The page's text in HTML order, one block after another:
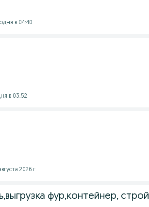
в 04:40
в 03:52
2026 г.
фур,контейнер, строй